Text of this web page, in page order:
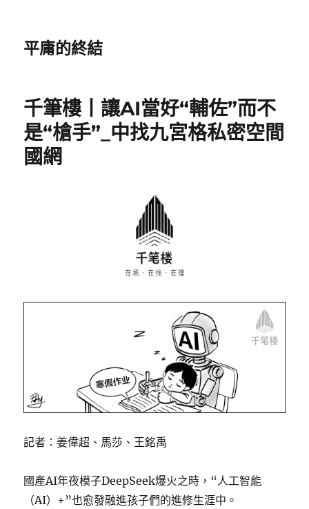
平庸的終結
千筆樓丨讓AI當好“輔佐”而不
是“槍手”_中找九宮格私密空間
國網
記者：姜偉超、馬莎、王銘禹
國產AI年夜模子DeepSeek爆火之時，“人工智能
（AI）+”也愈發融進孩子們的進修生涯中。